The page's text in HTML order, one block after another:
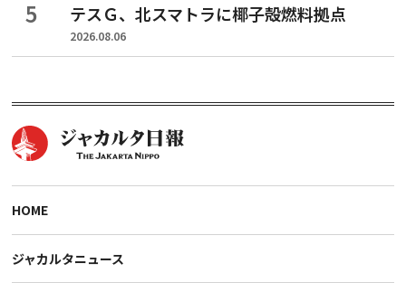
テスＧ、北スマトラに椰子殻燃料拠点
2026.08.06
HOME
ジャカルタニュース